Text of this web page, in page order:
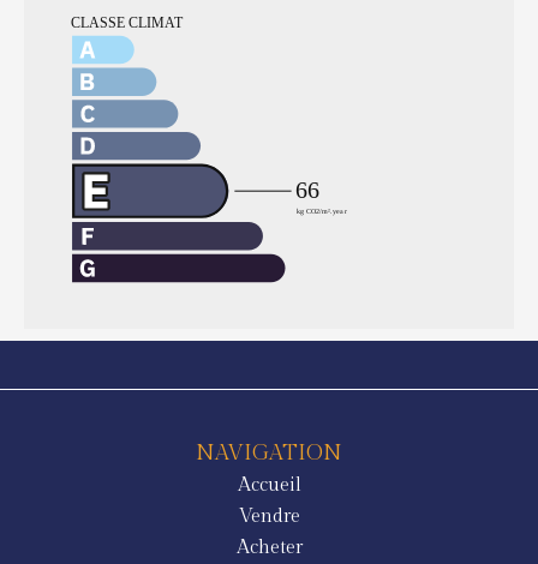
NAVIGATION
Accueil
Vendre
Acheter